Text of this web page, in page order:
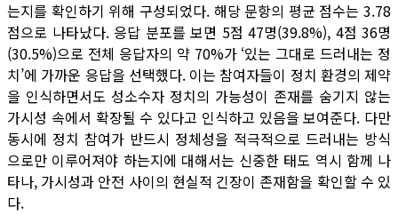
는지를 확인하기 위해 구성되었다. 해당 문항의 평균 점수는 3.78
점으로 나타났다. 응답 분포를 보면 5점 47명(39.8%), 4점 36명
(30.5%)으로 전체 응답자의 약 70%가 ‘있는 그대로 드러내는 정
치’에 가까운 응답을 선택했다. 이는 참여자들이 정치 환경의 제약
을 인식하면서도 성소수자 정치의 가능성이 존재를 숨기지 않는
가시성 속에서 확장될 수 있다고 인식하고 있음을 보여준다. 다만
동시에 정치 참여가 반드시 정체성을 적극적으로 드러내는 방식
으로만 이루어져야 하는지에 대해서는 신중한 태도 역시 함께 나
타나, 가시성과 안전 사이의 현실적 긴장이 존재함을 확인할 수 있
다.